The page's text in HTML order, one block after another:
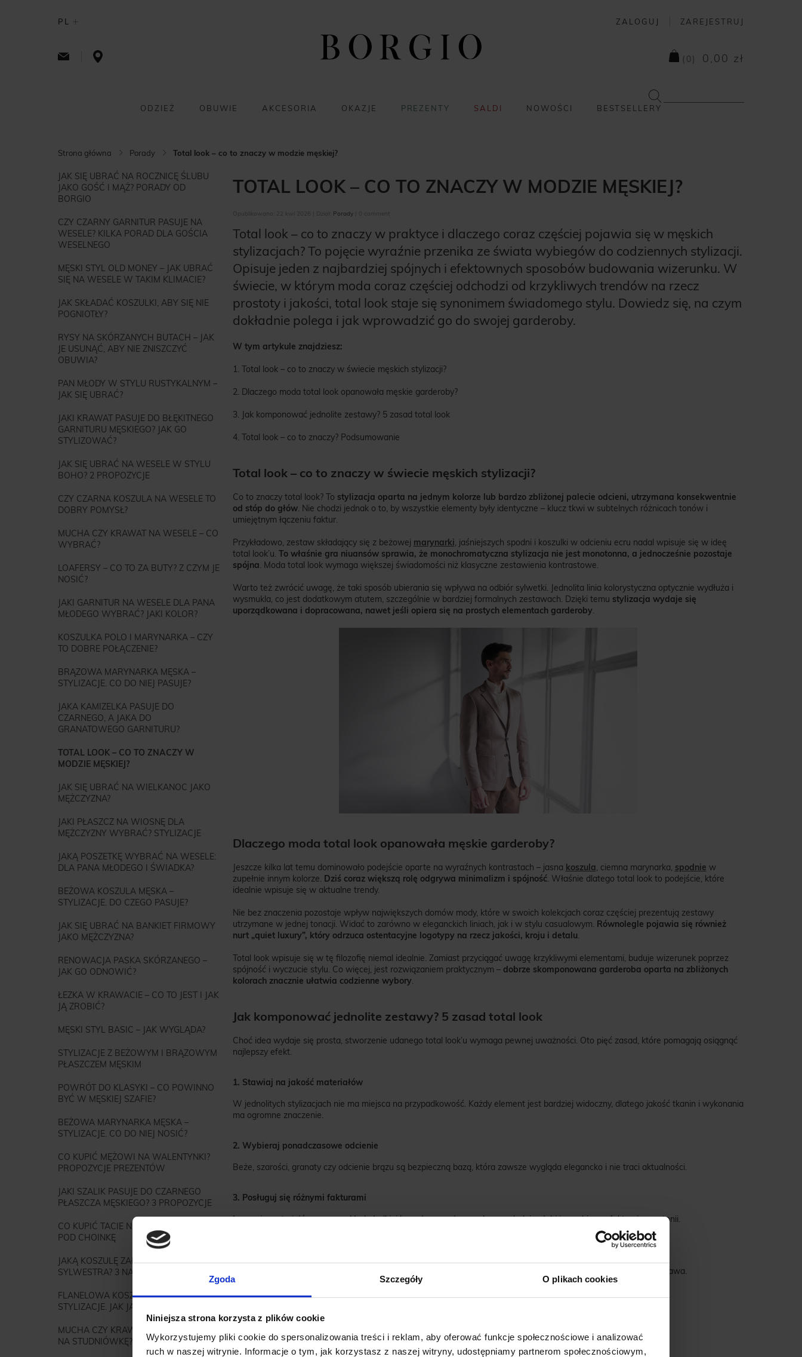
Zgoda Szczegóły O plikach cookies
Niniejsza strona korzysta z plików cookie
Wykorzystujemy pliki cookie do spersonalizowania treści i reklam, aby oferować funkcje społecznościowe i analizować
ruch w naszej witrynie. Informacje o tym, jak korzystasz z naszej witryny, udostępniamy partnerom społecznościowym,
PL ZALOGUJ ZAREJESTRUJ
( 0 ) 0,00 zł
ODZIEŻ OBUWIE AKCESORIA OKAZJE PREZENTY SALDI NOWOŚCI BESTSELLERY
Strona główna Porady Total look – co to znaczy w modzie męskiej?
JAK SIĘ UBRAĆ NA ROCZNICĘ ŚLUBU
JAKO GOŚĆ I MĄŻ? PORADY OD
BORGIO
CZY CZARNY GARNITUR PASUJE NA
WESELE? KILKA PORAD DLA GOŚCIA
WESELNEGO
MĘSKI STYL OLD MONEY – JAK UBRAĆ
SIĘ NA WESELE W TAKIM KLIMACIE?
JAK SKŁADAĆ KOSZULKI, ABY SIĘ NIE
POGNIOTŁY?
RYSY NA SKÓRZANYCH BUTACH – JAK
JE USUNĄĆ, ABY NIE ZNISZCZYĆ
OBUWIA?
PAN MŁODY W STYLU RUSTYKALNYM –
JAK SIĘ UBRAĆ?
JAKI KRAWAT PASUJE DO BŁĘKITNEGO
GARNITURU MĘSKIEGO? JAK GO
STYLIZOWAĆ?
JAK SIĘ UBRAĆ NA WESELE W STYLU
BOHO? 2 PROPOZYCJE
CZY CZARNA KOSZULA NA WESELE TO
DOBRY POMYSŁ?
MUCHA CZY KRAWAT NA WESELE – CO
WYBRAĆ?
LOAFERSY – CO TO ZA BUTY? Z CZYM JE
NOSIĆ?
JAKI GARNITUR NA WESELE DLA PANA
MŁODEGO WYBRAĆ? JAKI KOLOR?
KOSZULKA POLO I MARYNARKA – CZY
TO DOBRE POŁĄCZENIE?
BRĄZOWA MARYNARKA MĘSKA –
STYLIZACJE. CO DO NIEJ PASUJE?
JAKA KAMIZELKA PASUJE DO
CZARNEGO, A JAKA DO
GRANATOWEGO GARNITURU?
TOTAL LOOK – CO TO ZNACZY W
MODZIE MĘSKIEJ?
JAK SIĘ UBRAĆ NA WIELKANOC JAKO
MĘŻCZYZNA?
JAKI PŁASZCZ NA WIOSNĘ DLA
MĘŻCZYZNY WYBRAĆ? STYLIZACJE
JAKĄ POSZETKĘ WYBRAĆ NA WESELE:
DLA PANA MŁODEGO I ŚWIADKA?
BEŻOWA KOSZULA MĘSKA –
STYLIZACJE. DO CZEGO PASUJE?
JAK SIĘ UBRAĆ NA BANKIET FIRMOWY
JAKO MĘŻCZYZNA?
RENOWACJA PASKA SKÓRZANEGO –
JAK GO ODNOWIĆ?
ŁEZKA W KRAWACIE – CO TO JEST I JAK
JĄ ZROBIĆ?
MĘSKI STYL BASIC – JAK WYGLĄDA?
STYLIZACJE Z BEŻOWYM I BRĄZOWYM
PŁASZCZEM MĘSKIM
POWRÓT DO KLASYKI – CO POWINNO
BYĆ W MĘSKIEJ SZAFIE?
BEŻOWA MARYNARKA MĘSKA –
STYLIZACJE. CO DO NIEJ NOSIĆ?
CO KUPIĆ MĘŻOWI NA WALENTYNKI?
PROPOZYCJE PREZENTÓW
JAKI SZALIK PASUJE DO CZARNEGO
PŁASZCZA MĘSKIEGO? 3 PROPOZYCJE
CO KUPIĆ TACIE NA ŚWIĘTA? PREZENTY
POD CHOINKĘ
JAKĄ KOSZULĘ ZAŁOŻYĆ NA
SYLWESTRA? 3 NAJLEPSZE MODELE
FLANELOWA KOSZULA MĘSKA –
STYLIZACJE. JAK JĄ NOSIĆ?
MUCHA CZY KRAWAT – CO ZAŁOŻYĆ
NA STUDNIÓWKĘ?
TOTAL LOOK – CO TO ZNACZY W MODZIE MĘSKIEJ?
Opublikowano: 22 kwi 2026 | Dział: Porady| 0 comment
Total look – co to znaczy w praktyce i dlaczego coraz częściej pojawia się w męskich
stylizacjach? To pojęcie wyraźnie przenika ze świata wybiegów do codziennych stylizacji.
Opisuje jeden z najbardziej spójnych i efektownych sposobów budowania wizerunku. W
świecie, w którym moda coraz częściej odchodzi od krzykliwych trendów na rzecz
prostoty i jakości, total look staje się synonimem świadomego stylu. Dowiedz się, na czym
dokładnie polega i jak wprowadzić go do swojej garderoby.
W tym artykule znajdziesz:
1. Total look – co to znaczy w świecie męskich stylizacji?
2. Dlaczego moda total look opanowała męskie garderoby?
3. Jak komponować jednolite zestawy? 5 zasad total look
4. Total look – co to znaczy? Podsumowanie
Total look – co to znaczy w świecie męskich stylizacji?
Co to znaczy total look? To stylizacja oparta na jednym kolorze lub bardzo zbliżonej palecie odcieni, utrzymana konsekwentnie
od stóp do głów. Nie chodzi jednak o to, by wszystkie elementy były identyczne – klucz tkwi w subtelnych różnicach tonów i
umiejętnym łączeniu faktur.
Przykładowo, zestaw składający się z beżowej marynarki, jaśniejszych spodni i koszulki w odcieniu ecru nadal wpisuje się w ideę
total look’u. To właśnie gra niuansów sprawia, że monochromatyczna stylizacja nie jest monotonna, a jednocześnie pozostaje
spójna. Moda total look wymaga większej świadomości niż klasyczne zestawienia kontrastowe.
Warto też zwrócić uwagę, że taki sposób ubierania się wpływa na odbiór sylwetki. Jednolita linia kolorystyczna optycznie wydłuża i
wysmukla, co jest dodatkowym atutem, szczególnie w bardziej formalnych zestawach. Dzięki temu stylizacja wydaje się
uporządkowana i dopracowana, nawet jeśli opiera się na prostych elementach garderoby.
Dlaczego moda total look opanowała męskie garderoby?
Jeszcze kilka lat temu dominowało podejście oparte na wyraźnych kontrastach – jasna koszula , ciemna marynarka, spodnie w
zupełnie innym kolorze. Dziś coraz większą rolę odgrywa minimalizm i spójność. Właśnie dlatego total look to podejście, które
idealnie wpisuje się w aktualne trendy.
Nie bez znaczenia pozostaje wpływ największych domów mody, które w swoich kolekcjach coraz częściej prezentują zestawy
utrzymane w jednej tonacji. Widać to zarówno w eleganckich liniach, jak i w stylu casualowym. Równolegle pojawia się również
nurt „quiet luxury”, który odrzuca ostentacyjne logotypy na rzecz jakości, kroju i detalu
Total look wpisuje się w tę filozofię niemal idealnie. Zamiast przyciągać uwagę krzykliwymi elementami, buduje wizerunek poprzez
spójność i wyczucie stylu. Co więcej, jest rozwiązaniem praktycznym – dobrze skomponowana garderoba oparta na zbliżonych
kolorach znacznie ułatwia codzienne wybory
Jak komponować jednolite zestawy? 5 zasad total look
Choć idea wydaje się prosta, stworzenie udanego total look’u wymaga pewnej uważności. Oto pięć zasad, które pomagają osiągnąć
najlepszy efekt.
1. Stawiaj na jakość materiałów
W jednolitych stylizacjach nie ma miejsca na przypadkowość. Każdy element jest bardziej widoczny, dlatego jakość tkanin i wykonania
ma ogromne znaczenie.
2. Wybieraj ponadczasowe odcienie
Beże, szarości, granaty czy odcienie brązu są bezpieczną bazą, która zawsze wygląda elegancko i nie traci aktualności.
3. Posługuj się różnymi fakturami
Łączenie materiałów – na przykład gładkiej bawełny z wełną czy lnem – dodaje głębi i zapobiega efektowi monotonii.
Nawet najlepiej dobrane kolory się nie obronią, jeśli ubrania będą źle skrojone. Dobrze dopasowany fason to podstawa.
Zajrzyj tutaj, aby dowiedzieć się,
5. Utrzymuj spójność dodatków
pasek czy zegarek powinny wpisywać się w całą koncepcję kolorystyczną, zamiast ją zaburzać.